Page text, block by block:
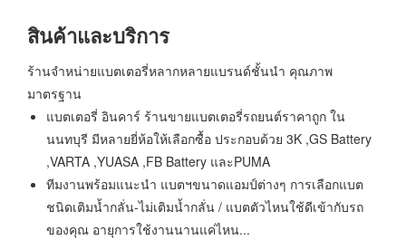
สินค้าและบริการ
ร้านจำหน่ายแบตเตอรี่หลากหลายแบรนด์ชั้นนำ คุณภาพ
มาตรฐาน
แบตเตอรี่ อินคาร์ ร้านขายแบตเตอรี่รถยนต์ราคาถูก ใน
นนทบุรี มีหลายยี่ห้อให้เลือกซื้อ ประกอบด้วย 3K ,GS Battery
,VARTA ,YUASA ,FB Battery และPUMA
ทีมงานพร้อมแนะนำ แบตฯขนาดแอมป์ต่างๆ การเลือกแบต
ชนิดเติมน้ำกลั่น-ไม่เติมน้ำกลั่น / แบตตัวไหนใช้ดีเข้ากับรถ
ของคุณ อายุการใช้งานนานแค่ไหน...